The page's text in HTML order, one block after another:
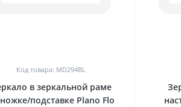
Код товара: MD294BL
в зеркальной раме
подставке Plano Flo